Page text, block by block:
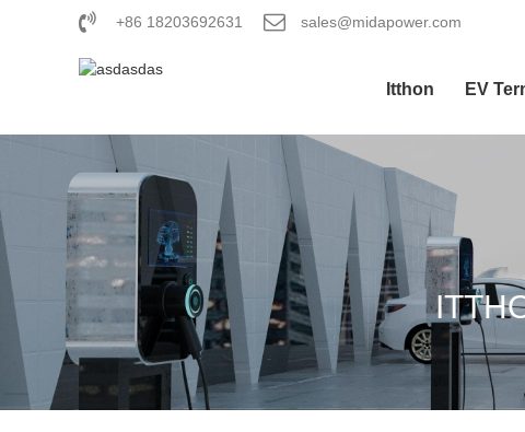
+86 18203692631 sales@midapower.com
Itthon EV